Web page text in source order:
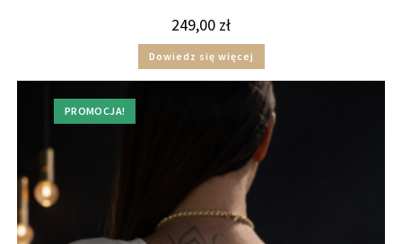
249,00 zł
Dowiedz się więcej
PROMOCJA!